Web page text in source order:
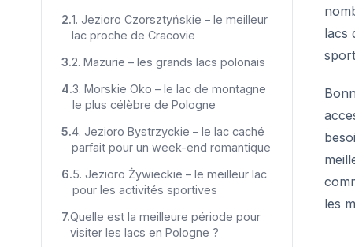
1. Jezioro Czorsztyńskie – le meilleur
lac proche de Cracovie
2. Mazurie – les grands lacs polonais
3. Morskie Oko – le lac de montagne
le plus célèbre de Pologne
4. Jezioro Bystrzyckie – le lac caché
parfait pour un week-end romantique
5. Jezioro Żywieckie – le meilleur lac
pour les activités sportives
Quelle est la meilleure période pour
visiter les lacs en Pologne ?
lacs
les